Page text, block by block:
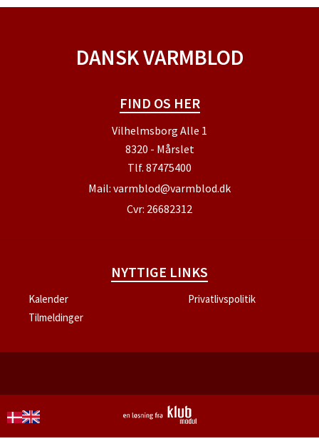
DANSK VARMBLOD
FIND OS HER
Vilhelmsborg Alle 1
8320 - Mårslet
Tlf. 87475400
Mail: varmblod@varmblod.dk
Cvr: 26682312
NYTTIGE LINKS
Kalender
Privatlivspolitik
Tilmeldinger